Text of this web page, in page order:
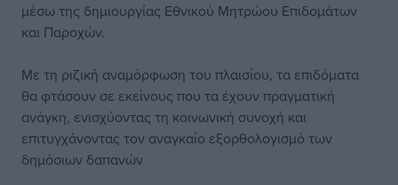
μέσω της δημιουργίας Εθνικού Μητρώου Επιδομάτων
και Παροχών.
Με τη ριζική αναμόρφωση του πλαισίου, τα επιδόματα
θα φτάσουν σε εκείνους που τα έχουν πραγματική
ανάγκη, ενισχύοντας τη κοινωνική συνοχή και
επιτυγχάνοντας τον αναγκαίο εξορθολογισμό των
δημόσιων δαπανών